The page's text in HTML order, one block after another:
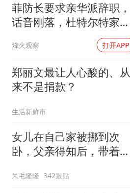
菲防长要求亲华派辞职，
话音刚落，杜特尔特家族
烽火观察 打开APP
郑丽文最让人心酸的、从
来不是捐款？
生活新鲜市
女儿在自己家被挪到次
卧，父亲得知后，带着中
呆毛隆隆 342跟贴